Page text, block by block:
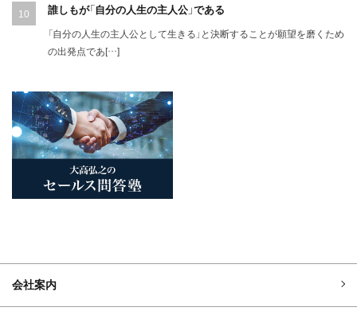
誰しもが「自分の人生の主人公」である
「自分の人生の主人公として生きる」と決断することが願望を磨くため
の出発点であ[…]
会社案内